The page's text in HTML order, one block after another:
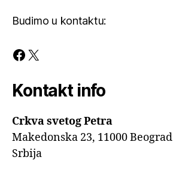
Budimo u kontaktu:
Facebook
X
Kontakt info
Crkva svetog Petra
Makedonska 23, 11000 Beograd
Srbija